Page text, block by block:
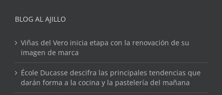
BLOG AL AJILLO
Viñas del Vero inicia etapa con la renovación de su
imagen de marca
École Ducasse descifra las principales tendencias que
darán forma a la cocina y la pastelería del mañana